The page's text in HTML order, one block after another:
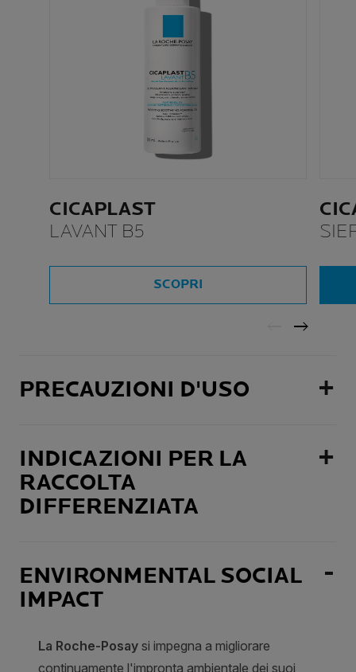
CICAPLAST
LAVANT B5
SCOPRI
PRECAUZIONI D'USO
INDICAZIONI PER LA
RACCOLTA
DIFFERENZIATA
ENVIRONMENTAL SOCIAL
IMPACT